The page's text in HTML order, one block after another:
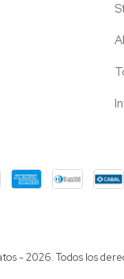
- 2026. Todos los